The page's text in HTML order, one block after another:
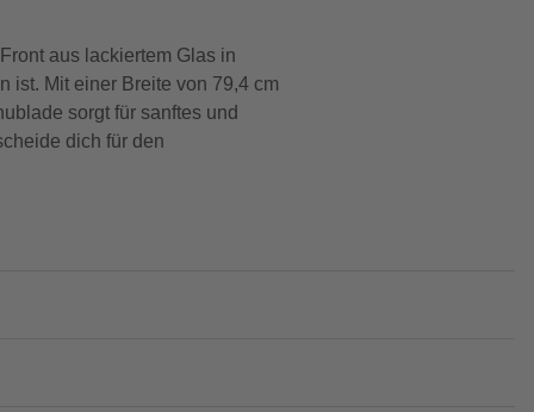
aus lackiertem Glas in
ist. Mit einer Breite von 79,4 cm
sorgt für sanftes und
dich für den